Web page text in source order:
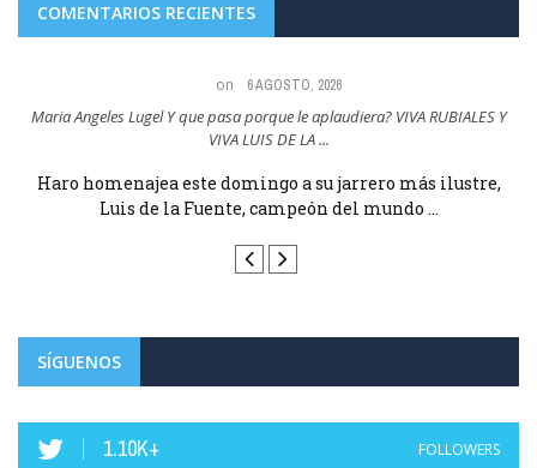
COMENTARIOS RECIENTES
on 6 AGOSTO, 2026
Maria Angeles Lugel Y que pasa porque le aplaudiera? VIVA RUBIALES Y
VIVA LUIS DE LA ...
Haro homenajea este domingo a su jarrero más ilustre,
Luis de la Fuente, campeón del mundo ...
SÍGUENOS
1.10K+ FOLLOWERS